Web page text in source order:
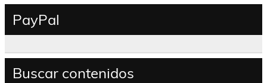
PayPal
Buscar contenidos